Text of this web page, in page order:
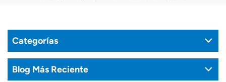
Português(Portugal)
Português(Brasil)
Türkçe
Categorías
Blog Más Reciente